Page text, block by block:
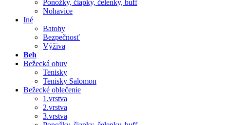
Ponožky, čiapky, čelenky, buff
Nohavice
Iné
Batohy
Bezpečnosť
Výživa
Beh
Bežecká obuv
Tenisky
Tenisky Salomon
Bežecké oblečenie
1.vrstva
2.vrstva
3.vrstva